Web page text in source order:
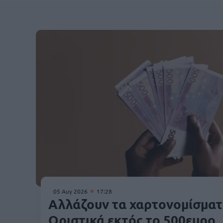
05 Αυγ 2026 17:28
Αλλάζουν τα
Οριστικά εκτός το 500ευρο